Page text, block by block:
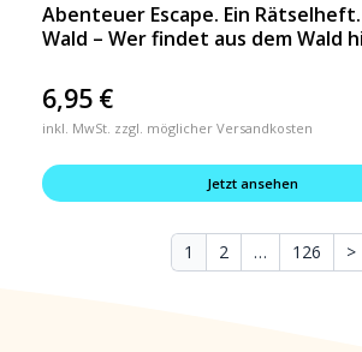
Abenteuer Escape. Ein
Wald – Wer findet aus dem Wald
6,95 €
inkl. MwSt. zzgl. möglicher Versandkosten
Jetzt ansehen
1 2 … 126 >